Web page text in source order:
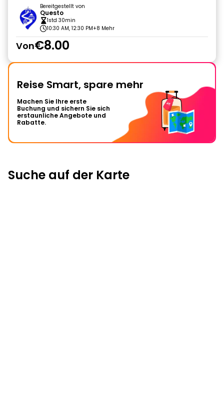
Bereitgestellt von
Questo
1std 30min
10:30 AM, 12:30 PM+8 Mehr
Von€8.00
Reise Smart, spare mehr
Machen Sie Ihre erste
Buchung und sichern Sie sich
erstaunliche Angebote und
Rabatte.
Suche auf der Karte